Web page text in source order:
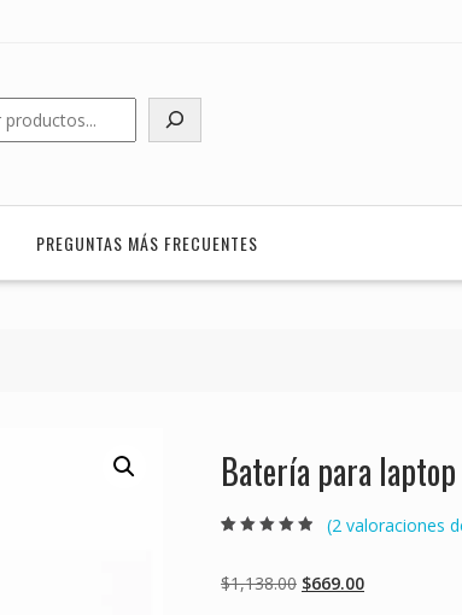
PREGUNTAS MÁS FRECUENTES
Batería para
basado en
puntuaciones
(2 valoraciones
$1,138.00 Original
$669.00Current